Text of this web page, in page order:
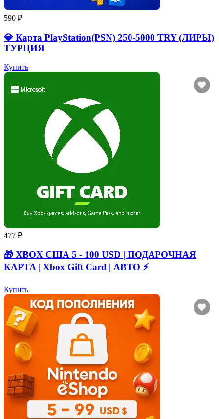
590 ₽
💎 Карта PlayStation(PSN) 250-5000 TRY (ЛИРЫ)
ТУРЦИЯ
Купить
477 ₽
🎁 XBOX США 5 - 100 USD | ПОДАРОЧНАЯ
КАРТА | Xbox Gift Card | АВТО ⚡
Купить